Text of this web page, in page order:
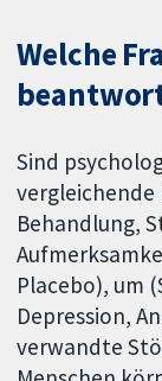
Welche
Sind
Behandlung,
Placebo), um
Depression,
verwandte